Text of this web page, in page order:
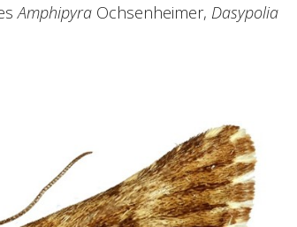
Amphipyra Ochsenheimer, Dasypolia